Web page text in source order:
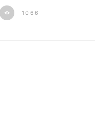
1066